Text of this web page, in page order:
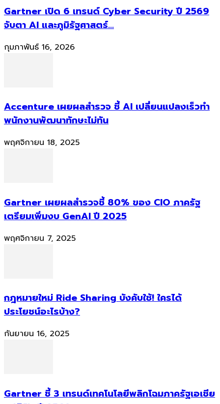
Gartner เปิด 6 เทรนด์ Cyber Security ปี 2569
จับตา AI และภูมิรัฐศาสตร์...
กุมภาพันธ์ 16, 2026
Accenture เผยผลสำรวจ ชี้ AI เปลี่ยนแปลงเร็วทำ
พนักงานพัฒนาทักษะไม่ทัน
พฤศจิกายน 18, 2025
Gartner เผยผลสำรวจชี้ 80% ของ CIO ภาครัฐ
เตรียมเพิ่มงบ GenAI ปี 2025
พฤศจิกายน 7, 2025
กฎหมายใหม่ Ride Sharing บังคับใช้! ใครได้
ประโยชน์อะไรบ้าง?
กันยายน 16, 2025
Gartner ชี้ 3 เทรนด์เทคโนโลยีพลิกโฉมภาครัฐเอเชีย